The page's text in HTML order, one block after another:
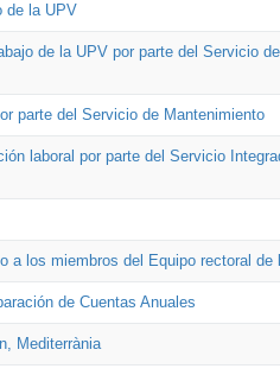
de la UPV
de la UPV por parte del Servicio
parte del Servicio de Mantenimiento
laboral por parte del Servicio
a los miembros del Equipo rectoral de
de Cuentas Anuales
Mediterrània